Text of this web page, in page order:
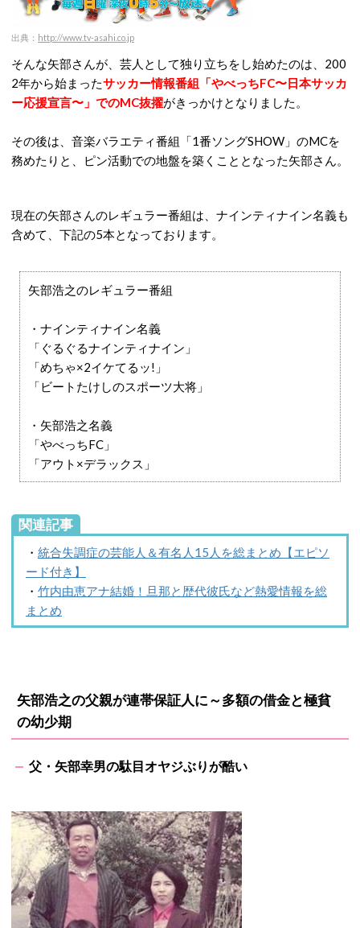
出典： http://www.tv-asahi.co.jp
そんな矢部さんが、芸人として独り立ちをし始めたのは、200
2年から始まったサッカー情報番組「やべっちFC〜日本サッカ
ー応援宣言〜」でのMC抜擢がきっかけとなりました。
その後は、音楽バラエティ番組「1番ソングSHOW」のMCを
務めたりと、ピン活動での地盤を築くこととなった矢部さん。
現在の矢部さんのレギュラー番組は、ナインティナイン名義も
含めて、下記の5本となっております。
矢部浩之のレギュラー番組
・ナインティナイン名義
「ぐるぐるナインティナイン」
「めちゃ×2イケてるッ!」
「ビートたけしのスポーツ大将」
・矢部浩之名義
「やべっちFC」
「アウト×デラックス」
関連記事
・ 統合失調症の芸能人＆有名人15人を総まとめ【エピソ
ード付き】
・ 竹内由恵アナ結婚！旦那と歴代彼氏など熱愛情報を総
まとめ
矢部浩之の父親が連帯保証人に～多額の借金と極貧
の幼少期
父・矢部幸男の駄目オヤジぶりが酷い